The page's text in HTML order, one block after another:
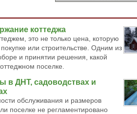
коттеджа
это не только цена, которую
или строительстве. Одним из
и принятии решения, какой
поселке.
в ДНТ, садоводствах и
обслуживания и размеров
поселке не регламентировано